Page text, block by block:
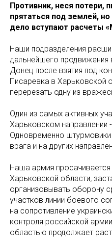
Противник, неся потери,
прятаться под землей,
дело вступают расчеты
Наши подразделения
дальнейшего продвижения
Донец после взятия под
Писаревка в Харьковской
перерезать одну из
Один из самых активных
Харьковском направлении -
Одновременно
врага и на других
Наша армия
Харьковской области,
организовывать оборону
участков линии боевого
на сопротивление
контроля российской
областью продолжает